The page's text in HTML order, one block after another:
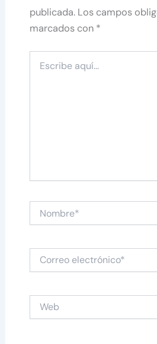
publicada. Los campos
marcados con *
aquí...
Correo
electrónico*